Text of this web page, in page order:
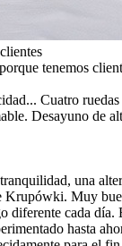
tenemos
Cuatro ruedas
Desayuno de
una
Krupówki. Muy
diferente cada día.
hasta